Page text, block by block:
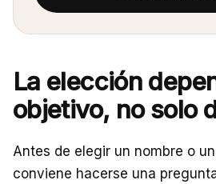
La elección
objetivo, no solo
Antes de elegir un nombre o
conviene hacerse una